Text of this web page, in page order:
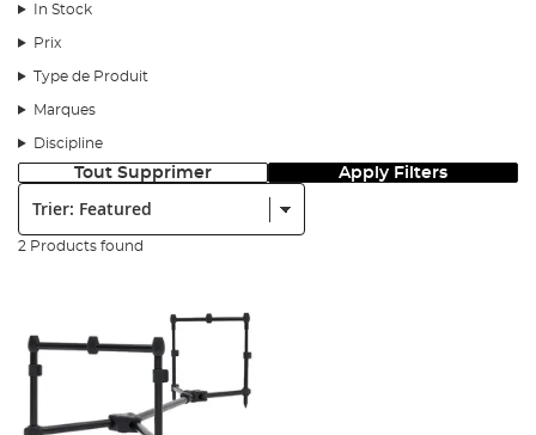
In Stock
Prix
Type de Produit
Marques
Discipline
Tout Supprimer Apply Filters
2 Products found